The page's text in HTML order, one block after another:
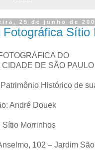
25 de junho de
Fotográfica Sítio
DO
CIDADE DE SÃO PAULO
Histórico de
André Douek
Sítio Morrinhos
102 – Jardim